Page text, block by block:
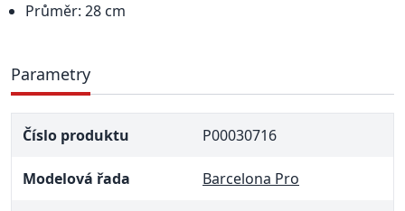
Průměr: 28 cm
Parametry
Číslo produktu P00030716
Modelová řada Barcelona Pro